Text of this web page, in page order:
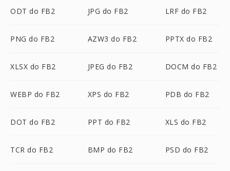
ODT do FB2 JPG do FB2 LRF do FB2
PNG do FB2 AZW3 do FB2 PPTX do FB2
XLSX do FB2 JPEG do FB2 DOCM do FB2
WEBP do FB2 XPS do FB2 PDB do FB2
DOT do FB2 PPT do FB2 XLS do FB2
TCR do FB2 BMP do FB2 PSD do FB2